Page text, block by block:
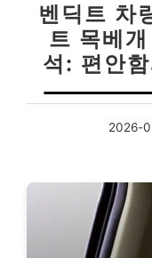
벤딕트 차
트 목베
석: 편안
2026-